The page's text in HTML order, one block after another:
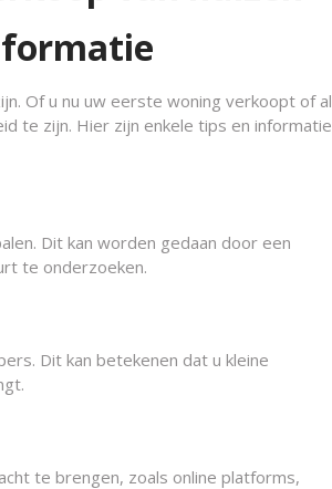
Of u nu uw eerste woning verkoopt of al
te zijn. Hier zijn enkele tips en informatie
Dit kan worden gedaan door een
te onderzoeken.
Dit kan betekenen dat u kleine
te brengen, zoals online platforms,